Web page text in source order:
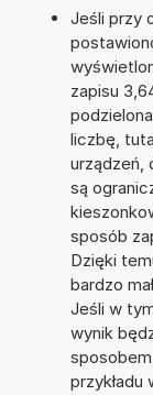
Jeśli przy
zapisu
liczbę,
urządzeń,
są
sposób
Dzięki
bardzo
Jeśli w
wynik
przykładu